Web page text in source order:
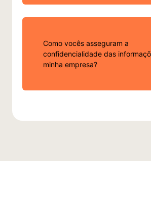
Como vocês asseguram a
confidencialidade das
minha empresa?